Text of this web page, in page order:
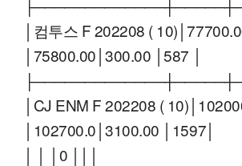
│컴투스 F 202208 (
│75800.00│300.00 │587 │
│CJ ENM F 202208 (
│102700.0│3100.00 │1597│
│ │ │0 │││